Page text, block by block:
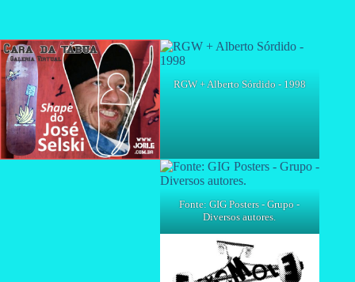
RGW + Alberto Sórdido - 1998
Fonte: GIG Posters - Grupo -
Diversos autores.